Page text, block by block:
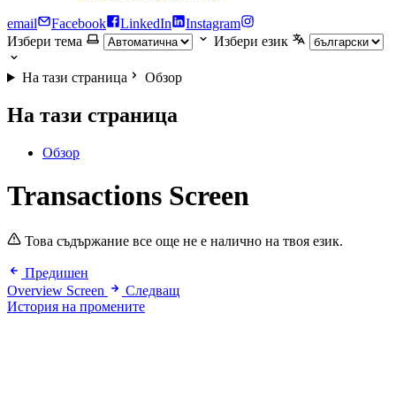
email Facebook LinkedIn
Instagram
Избери тема
Избери език
На тази страница Обзор
На тази страница
Обзор
Transactions Screen
Това съдържание все още не е налично на твоя език.
Предишен
Overview Screen
Следващ
История на промените